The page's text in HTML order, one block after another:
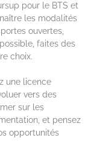
pour le BTS et
les modalités
ouvertes,
faites des
choix.
une licence
vers des
sur les
et pensez
opportunités